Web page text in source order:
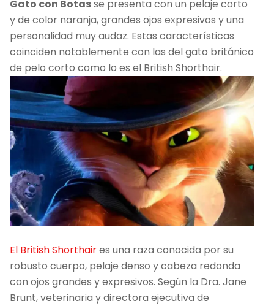
Gato con Botasse presenta con un pelaje corto
y de color naranja, grandes ojos expresivos y una
personalidad muy audaz. Estas características
coinciden notablemente con las del gato británico
de pelo corto como lo es el British Shorthair.
El British Shorthaires una raza conocida por su
robusto cuerpo, pelaje denso y cabeza redonda
con ojos grandes y expresivos. Según la Dra. Jane
Brunt, veterinaria y directora ejecutiva de